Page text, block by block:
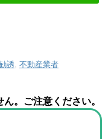
誘 不動産業者
。ご注意ください。